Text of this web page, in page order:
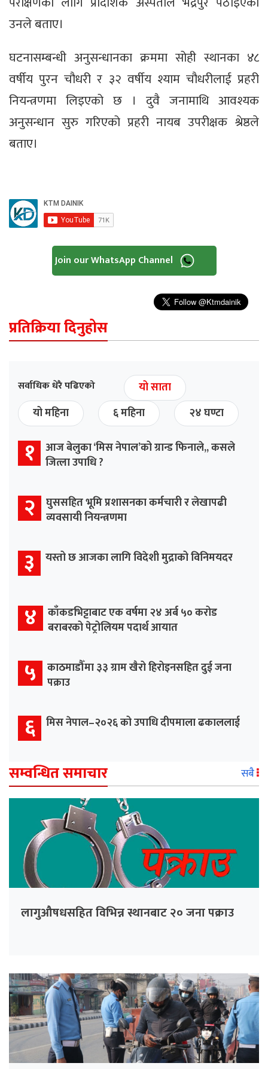
उनले बताए।
घटनासम्बन्धी अनुसन्धानका क्रममा सोही स्थानका ४८
वर्षीय पुरन चौधरी र ३२ वर्षीय श्याम चौधरीलाई प्रहरी
नियन्त्रणमा लिइएको छ । दुवै जनामाथि आवश्यक
अनुसन्धान सुरु गरिएको प्रहरी नायब उपरीक्षक श्रेष्ठले
बताए।
Join our WhatsApp Channel
प्रतिक्रिया दिनुहोस
सर्वाधिक धेरै पढिएको
यो साता
यो महिना
६ महिना २४ घण्टा
१ आज बेलुका ‘मिस नेपाल’को ग्रान्ड फिनाले,, कसले
जित्ला उपाधि ?
२ घुससहित भूमि प्रशासनका कर्मचारी र लेखापढी
व्यवसायी नियन्त्रणमा
३ यस्तो छ आजका लागि विदेशी मुद्राको विनिमयदर
४ काँकडभिट्टाबाट एक वर्षमा २४ अर्ब ५० करोड
बराबरको पेट्रोलियम पदार्थ आयात
५ काठमाडौँमा ३३ ग्राम खैरो हिरोइनसहित दुई जना
पक्राउ
६ मिस नेपाल–२०२६ को उपाधि दीपमाला ढकाललाई
सम्वन्धित समाचार सबै
लागुऔषधसहित विभिन्न स्थानबाट २० जना पक्राउ